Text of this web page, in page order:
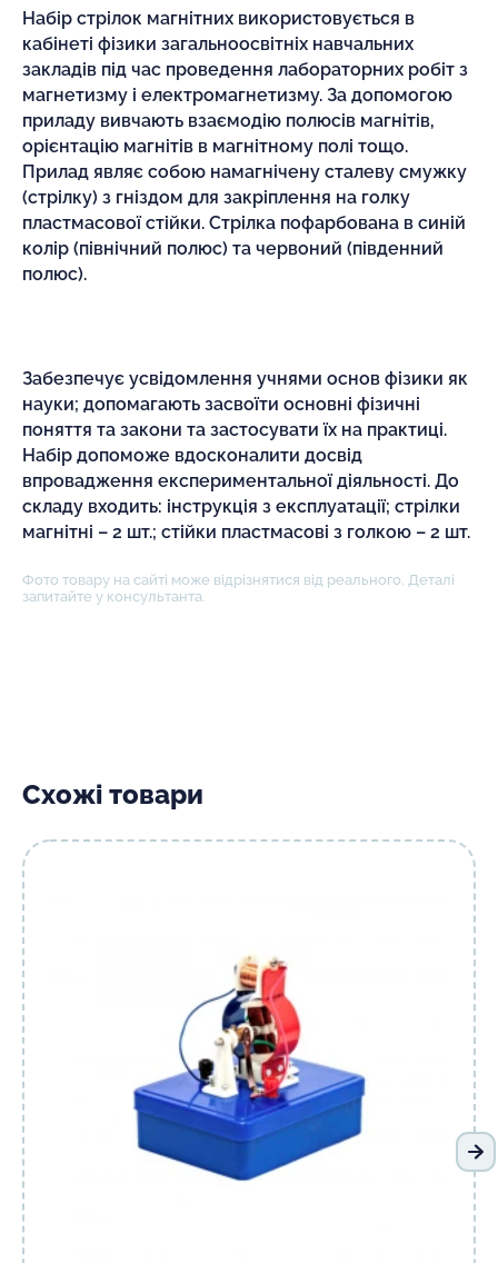
Набір стрілок магнітних використовується в
кабінеті фізики загальноосвітніх навчальних
закладів під час проведення лабораторних робіт з
магнетизму і електромагнетизму. За допомогою
приладу вивчають взаємодію полюсів магнітів,
орієнтацію магнітів в магнітному полі тощо.
Прилад являє собою намагнічену сталеву смужку
(стрілку) з гніздом для закріплення на голку
пластмасової стійки. Стрілка пофарбована в синій
колір (північний полюс) та червоний (південний
полюс).
Забезпечує усвідомлення учнями основ фізики як
науки; допомагають засвоїти основні фізичні
поняття та закони та застосувати їх на практиці.
Набір допоможе вдосконалити досвід
впровадження експериментальної діяльності. До
складу входить: інструкція з експлуатації; стрілки
магнітні – 2 шт.; стійки пластмасові з голкою – 2 шт.
Фото товару на сайті може відрізнятися від реального. Деталі
запитайте у консультанта.
Схожі товари